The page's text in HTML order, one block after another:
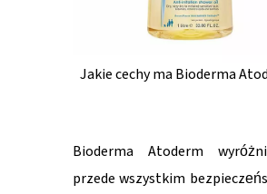
Jakie cechy ma Bioderma
Bioderma Atoderm
przede wszystkim